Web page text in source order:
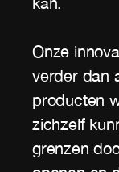
Onze
verder dan
producten
zichzelf
grenzen